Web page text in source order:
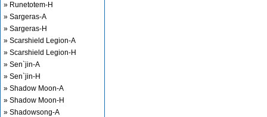
» Runetotem-H
» Sargeras-A
» Sargeras-H
» Scarshield Legion-A
» Scarshield Legion-H
» Sen`jin-A
» Sen`jin-H
» Shadow Moon-A
» Shadow Moon-H
» Shadowsong-A